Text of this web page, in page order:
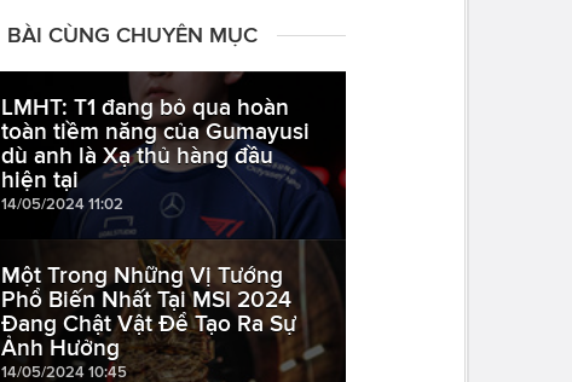
BÀI CÙNG CHUYÊN MỤC
LMHT: T1 đang bỏ qua hoàn
toàn tiềm năng của Gumayusi
dù anh là Xạ thủ hàng đầu
hiện tại
14/05/2024 11:02
Một Trong Những Vị Tướng
Phổ Biến Nhất Tại MSI 2024
Đang Chật Vật Để Tạo Ra Sự
Ảnh Hưởng
14/05/2024 10:45